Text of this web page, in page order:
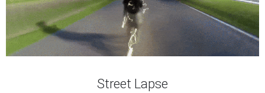
Street Lapse